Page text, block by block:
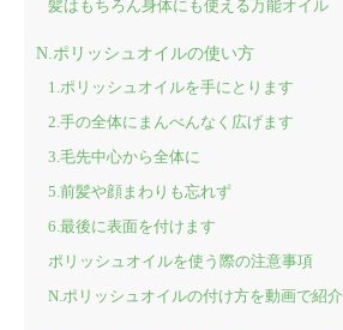
髪はもちろん身体にも使える万能オイル
N.ポリッシュオイルの使い方
1.ポリッシュオイルを手にとります
2.手の全体にまんべんなく広げます
3.毛先中心から全体に
5.前髪や顔まわりも忘れず
6.最後に表面を付けます
ポリッシュオイルを使う際の注意事項
N.ポリッシュオイルの付け方を動画で紹介